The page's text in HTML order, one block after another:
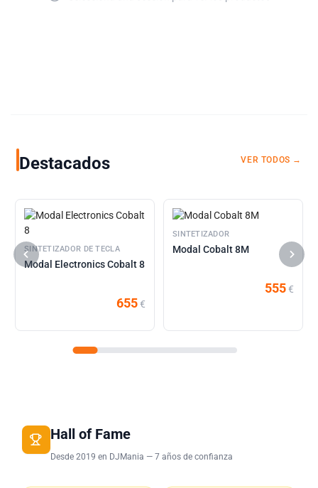
Destacados VER TODOS →
SINTETIZADOR DE TECLA
Modal Electronics Cobalt 8
655€
SINTETIZADOR
Modal Cobalt 8M
555€
Hall of Fame
Desde 2019 en DJMania — 7 años de confianza